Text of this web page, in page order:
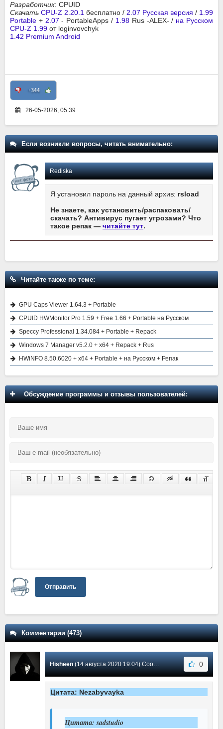
Разработчик: CPUID
Скачать CPU-Z 2.20.1 бесплатно / 2.07 Русская версия / 1.99
Portable + 2.07 - PortableApps / 1.98Rus -ALEX- / на Русском
CPU-Z 1.99 от loginvovchyk
1.42 Premium Android
+344
26-05-2026, 05:39
Если возникли вопросы, читать внимательно:
Rediska
Я установил пароль на данный архив: rsload
Не знаете, как установить/распаковать/
скачать? Антивирус пугает угрозами? Что
такое репак — читайте тут.
Читайте также по теме:
GPU Caps Viewer 1.64.3 + Portable
CPUID HWMonitor Pro 1.59 + Free 1.66 + Portable на Русском
Speccy Professional 1.34.084 + Portable + Repack
Windows 7 Manager v5.2.0 + x64 + Repack + Rus
HWiNFO 8.50.6020 + x64 + Portable + на Русском + Репак
Обсуждение программы и отзывы пользователей:
Отправить
Комментарии (473)
Hisheen(14 августа 2020 19:04) Сообщение #327 0
Цитата: Nezabyvayka
Цитата: sadstudio